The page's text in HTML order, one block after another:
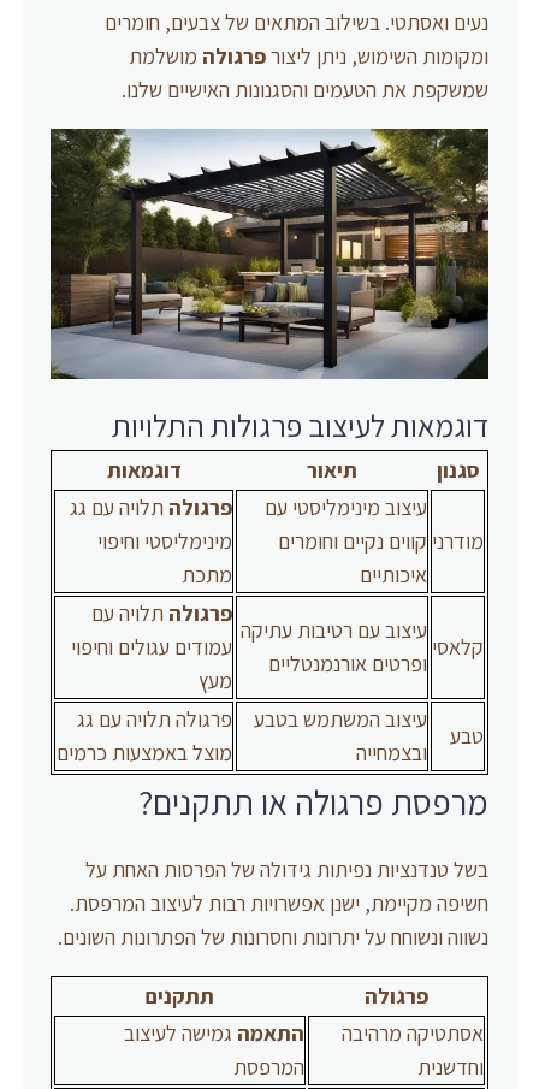
נעים ואסתטי. בשילוב המתאים של צבעים, חומרים
ומקומות השימוש, ניתן ליצורפרגולה מושלמת
שמשקפת את הטעמים והסגנונות האישיים שלנו.
דוגמאות לעיצוב פרגולות התלויות
סגנון תיאור דוגמאות
מודרני
עיצוב מינימליסטי עם
קווים נקיים וחומרים
איכותיים
פרגולה תלויה עם גג
מינימליסטי וחיפוי
מתכת
קלאסי
עיצוב עם רטיבות עתיקה
ופרטים אורנמנטליים
פרגולה תלויה עם
עמודים עגולים וחיפוי
מעץ
טבע
עיצוב המשתמש בטבע
ובצמחייה
פרגולה תלויה עם גג
מוצל באמצעות כרמים
מרפסת פרגולה או תתקנים?
בשל טנדנציות נפיתות גידולה של הפרסות האחת על
חשיפה מקיימת, ישנן אפשרויות רבות לעיצוב המרפסת.
נשווה ונשוחח על יתרונות וחסרונות של הפתרונות השונים.
פרגולה
תתקנים
אסתטיקה מרהיבה
וחדשנית
התאמה גמישה לעיצוב
המרפסת